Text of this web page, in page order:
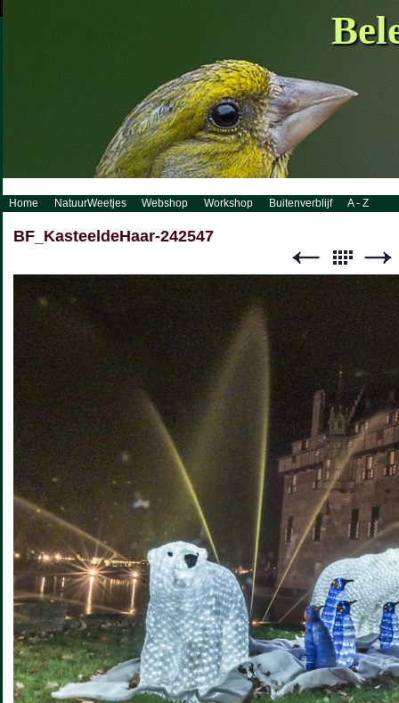
http://www.visueelconcept.nl/sitemap.xml.gz
Home NatuurWeetjes Webshop Workshop Buitenverblijf A - Z
BF_KasteeldeHaar-242547